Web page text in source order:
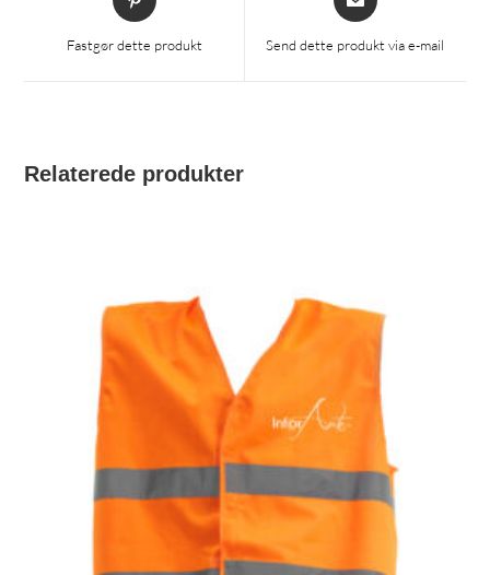
i
Fastgør dette produkt
i
nyt
Send dette produkt via e-mail
Relaterede produkter